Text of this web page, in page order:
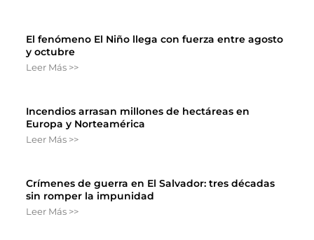
El fenómeno El Niño llega con fuerza entre agosto
y octubre
Leer Más >>
Incendios arrasan millones de hectáreas en
Europa y Norteamérica
Leer Más >>
Crímenes de guerra en El Salvador: tres décadas
sin romper la impunidad
Leer Más >>